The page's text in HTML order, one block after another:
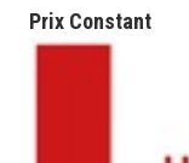
Prix Constant